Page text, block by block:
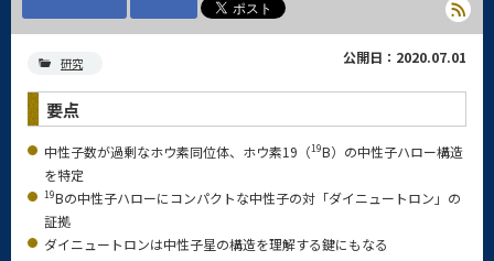
研究 公開日：2020.07.01
要点
中性子数が過剰なホウ素同位体、ホウ素19（19B）の中性子ハロー構造
を特定
19Bの中性子ハローにコンパクトな中性子の対「ダイニュートロン」の
証拠
ダイニュートロンは中性子星の構造を理解する鍵にもなる